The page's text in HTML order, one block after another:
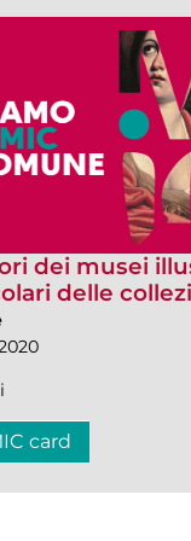
dei musei
delle
card